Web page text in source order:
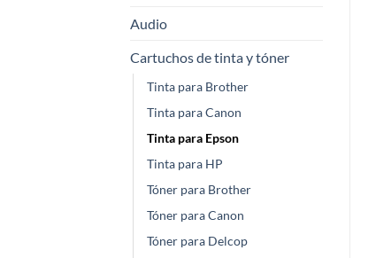
Audio
Cartuchos de tinta y tóner
Tinta para Brother
Tinta para Canon
Tinta para Epson
Tinta para HP
Tóner para Brother
Tóner para Canon
Tóner para Delcop